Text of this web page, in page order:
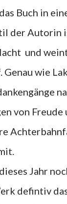
Buch in
der Autorin
und
Genau wie
von
Jahr
defintiv